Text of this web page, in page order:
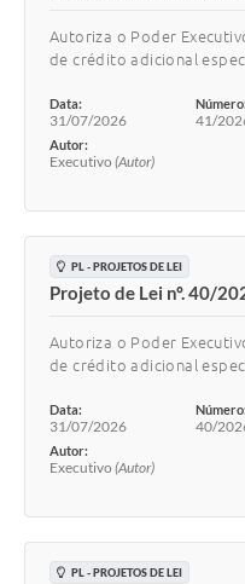
Autoriza o Poder
de crédito adicional
Data:
31/07/2026 41/
Autor:
Executivo (Autor)
PL - PROJETOS DE LEI
Projeto de Lei nº. 40/
Autoriza o Poder
de crédito adicional
Data:
31/07/2026 40/
Autor:
Executivo (Autor)
PL - PROJETOS DE LEI